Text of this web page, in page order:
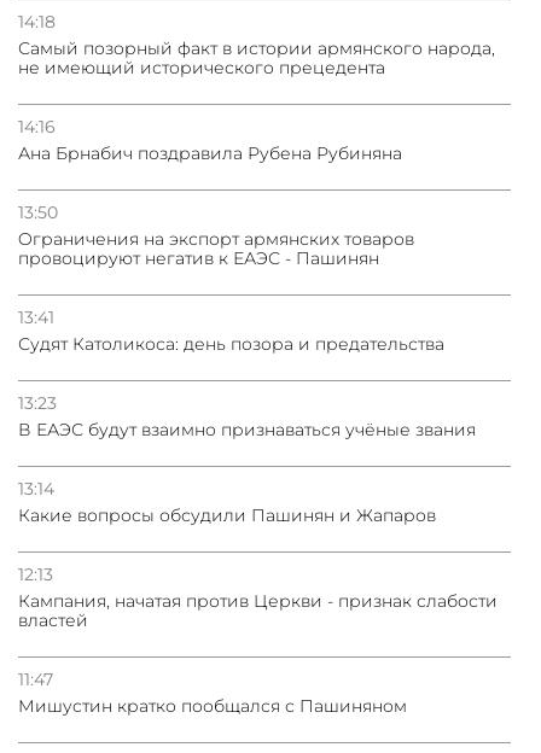
14:18
Самый позорный факт в истории армянского народа,
не имеющий исторического прецедента
14:16
Ана Брнабич поздравила Рубена Рубиняна
13:50
Oграничения на экспорт армянских товаров
провоцируют негатив к ЕАЭС - Пашинян
13:41
Судят Католикоса: день позора и предательства
13:23
В ЕАЭС будут взаимно признаваться учёные звания
13:14
Какие вопросы обсудили Пашинян и Жапаров
12:13
Кампания, начатая против Церкви - признак слабости
властей
11:47
Мишустин кратко пообщался с Пашиняном